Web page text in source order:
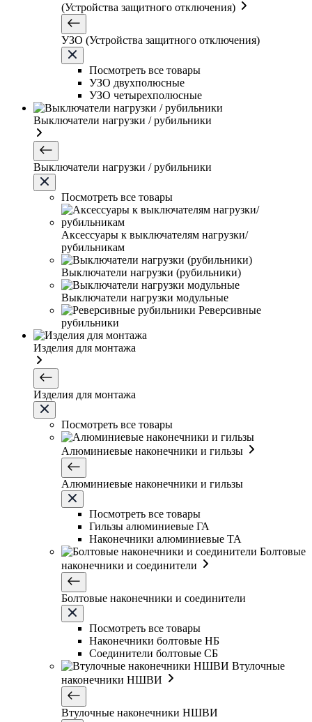
(Устройства защитного отключения)
УЗО (Устройства защитного отключения)
Посмотреть все товары
УЗО двухполюсные
УЗО четырехполюсные
Выключатели нагрузки / рубильники
Выключатели нагрузки / рубильники
Посмотреть все товары
Аксессуары к выключателям нагрузки/
рубильникам
Выключатели нагрузки (рубильники)
Выключатели нагрузки модульные
Реверсивные
рубильники
Изделия для монтажа
Изделия для монтажа
Посмотреть все товары
Алюминиевые наконечники и гильзы
Алюминиевые наконечники и гильзы
Посмотреть все товары
Гильзы алюминиевые ГА
Наконечники алюминиевые ТА
Болтовые
наконечники и соединители
Болтовые наконечники и соединители
Посмотреть все товары
Наконечники болтовые НБ
Соединители болтовые СБ
Втулочные
наконечники НШВИ
Втулочные наконечники НШВИ